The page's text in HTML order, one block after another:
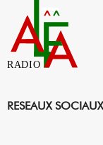
RADIO
RESEAUX SOCIAUX